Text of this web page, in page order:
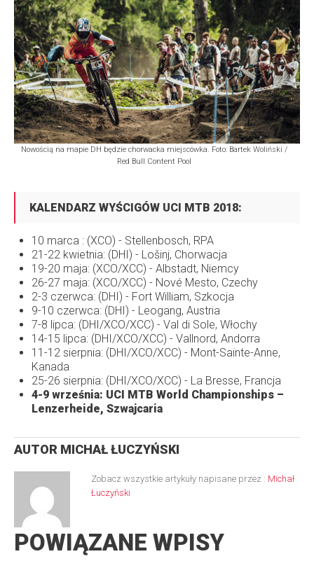
Nowością na mapie DH będzie chorwacka miejscówka. Foto: Bartek Woliński /
Red Bull Content Pool
KALENDARZ WYŚCIGÓW UCI MTB 2018:
10 marca : (XCO) - Stellenbosch, RPA
21-22 kwietnia: (DHI) - Lošinj, Chorwacja
19-20 maja: (XCO/XCC) - Albstadt, Niemcy
26-27 maja: (XCO/XCC) - Nové Mesto, Czechy
2-3 czerwca: (DHI) - Fort William, Szkocja
9-10 czerwca: (DHI) - Leogang, Austria
7-8 lipca: (DHI/XCO/XCC) - Val di Sole, Włochy
14-15 lipca: (DHI/XCO/XCC) - Vallnord, Andorra
11-12 sierpnia: (DHI/XCO/XCC) - Mont-Sainte-Anne,
Kanada
25-26 sierpnia: (DHI/XCO/XCC) - La Bresse, Francja
4-9 września: UCI MTB World Championships –
Lenzerheide, Szwajcaria
AUTOR MICHAŁ ŁUCZYŃSKI
Zobacz wszystkie artykuły napisane przez : Michał
Łuczyński
POWIĄZANE WPISY